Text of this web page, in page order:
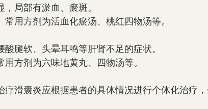
局部有淤血、瘀斑。
用方剂为活血化瘀汤、桃红四物汤等。
腿软、头晕耳鸣等肝肾不足的症状。
方剂为六味地黄丸、四物汤等。
滑囊炎应根据患者的具体情况进行个体化治疗